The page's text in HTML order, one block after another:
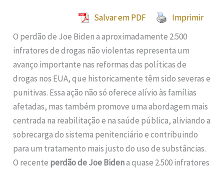
Salvar em PDF
Imprimir
O perdão de Joe Biden a aproximadamente 2.500
infratores de drogas não violentas representa um
avanço importante nas reformas das políticas de
drogas nos EUA, que historicamente têm sido severas e
punitivas. Essa ação não só oferece alívio às famílias
afetadas, mas também promove uma abordagem mais
centrada na reabilitação e na saúde pública, aliviando a
sobrecarga do sistema penitenciário e contribuindo
para um tratamento mais justo do uso de substâncias.
O recente perdão de Joe Bidena quase 2.500 infratores